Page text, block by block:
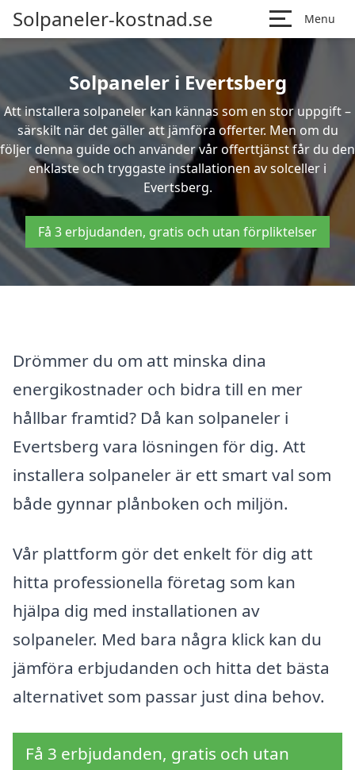
Solpaneler-kostnad.se Menu
Solpaneler i Evertsberg
Att installera solpaneler kan kännas som en stor uppgift –
särskilt när det gäller att jämföra offerter. Men om du
följer denna guide och använder vår offerttjänst får du den
enklaste och tryggaste installationen av solceller i
Evertsberg.
Få 3 erbjudanden, gratis och utan förpliktelser
Drömmer du om att minska dina
energikostnader och bidra till en mer
hållbar framtid? Då kan solpaneler i
Evertsberg vara lösningen för dig. Att
installera solpaneler är ett smart val som
både gynnar plånboken och miljön.
Vår plattform gör det enkelt för dig att
hitta professionella företag som kan
hjälpa dig med installationen av
solpaneler. Med bara några klick kan du
jämföra erbjudanden och hitta det bästa
alternativet som passar just dina behov.
Få 3 erbjudanden, gratis och utan